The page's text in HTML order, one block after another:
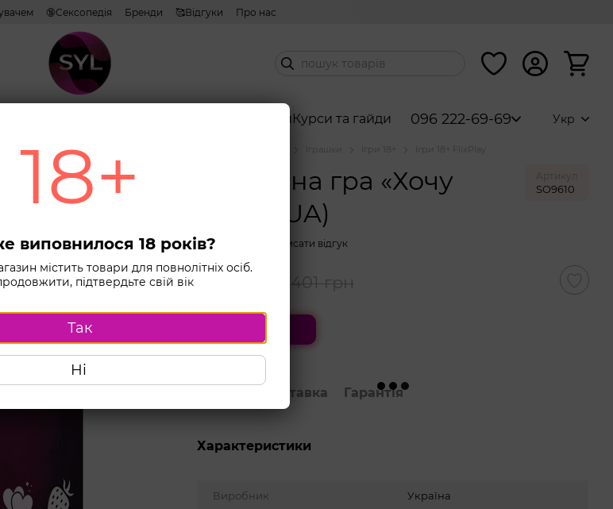
🔞Сексопедія Бренди 🥰Відгуки Про нас
Combo набориКурси та гайди 096 222-69-69 Укр
Ігри 18+ Ігри 18+ FlixPlay
Еротична гра «Хочу
тебе» (UA)
Артикул
SO9610
В наявності Написати відгук
301 грн 401 грн
Доставка Гарантія
Характеристики
Виробник Україна
18+
виповнилося 18 років?
містить товари для повнолітніх осіб.
підтвердьте свій вік
Так
Ні